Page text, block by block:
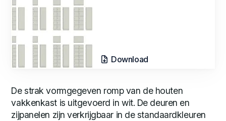
Download
De strak vormgegeven romp van de houten
vakkenkast is uitgevoerd in wit. De deuren en
zijpanelen zijn verkrijgbaar in de standaardkleuren